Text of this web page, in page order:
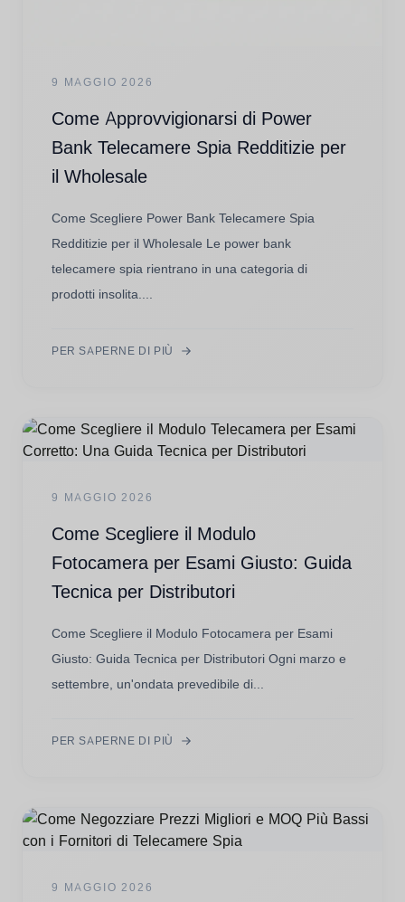
9 MAGGIO 2026
Come Approvvigionarsi di Power
Bank Telecamere Spia Redditizie per
il Wholesale
Come Scegliere Power Bank Telecamere Spia
Redditizie per il Wholesale Le power bank
telecamere spia rientrano in una categoria di
prodotti insolita....
PER SAPERNE DI PIÙ
9 MAGGIO 2026
Come Scegliere il Modulo
Fotocamera per Esami Giusto: Guida
Tecnica per Distributori
Come Scegliere il Modulo Fotocamera per Esami
Giusto: Guida Tecnica per Distributori Ogni marzo e
settembre, un'ondata prevedibile di...
PER SAPERNE DI PIÙ
9 MAGGIO 2026